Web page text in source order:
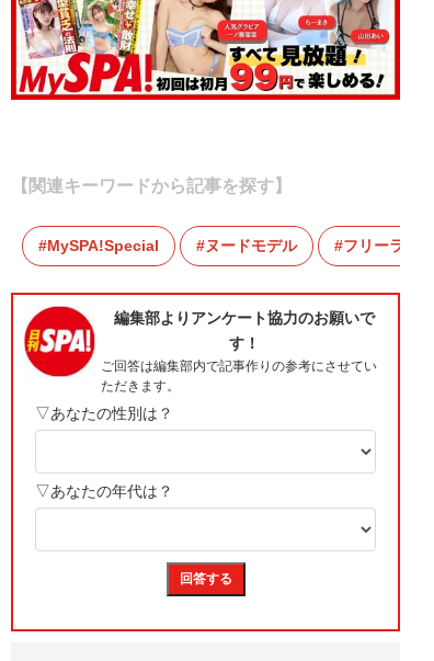
【関連キーワードから記事を探す】
MySPA!Special ヌードモデル フリーランス